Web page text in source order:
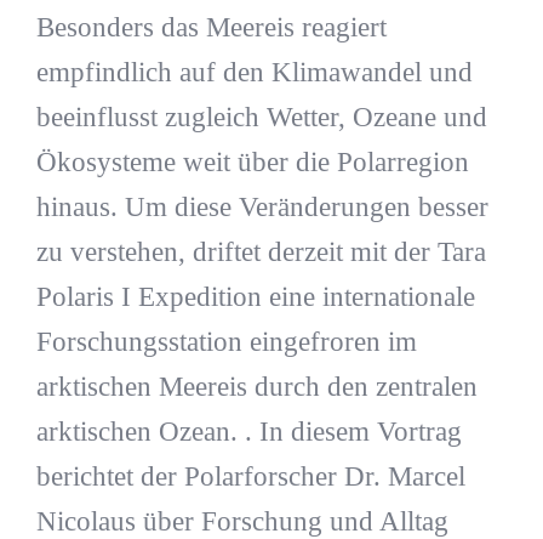
Besonders das Meereis reagiert
empfindlich auf den Klimawandel und
beeinflusst zugleich Wetter, Ozeane und
Ökosysteme weit über die Polarregion
hinaus. Um diese Veränderungen besser
zu verstehen, driftet derzeit mit der Tara
Polaris I Expedition eine internationale
Forschungsstation eingefroren im
arktischen Meereis durch den zentralen
arktischen Ozean. . In diesem Vortrag
berichtet der Polarforscher Dr. Marcel
Nicolaus über Forschung und Alltag